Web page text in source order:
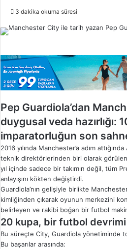
3 dakika okuma süresi
Pep Guardiola’dan
duygusal veda hazırlığı:
imparatorluğun son
2016 yılında Manchester’a adım
teknik direktörlerinden biri olarak görülen
yıl içinde sadece bir takımın değil, tüm
anlayışını kökten değiştirdi.
Guardiola’nın gelişiyle birlikte
kimliğinden çıkarak oyunun merkezini
belirleyen ve rakibi boğan bir futbol
20 kupa, bir futbol devrimi
Bu süreçte City, Guardiola yönetiminde
Bu başarılar arasında: